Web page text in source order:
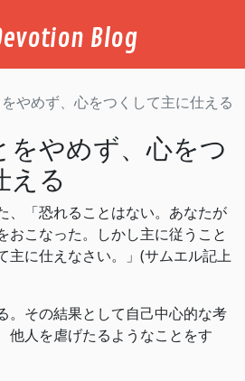
Blog
やめず、心をつくして主に仕える
をやめず、心をつ
える
、「恐れることはない。あなたが
おこなった。しかし主に従うこと
主に仕えなさい。」(サムエル記上
。その結果として自己中心的な考
他人を虐げたるようなことをす